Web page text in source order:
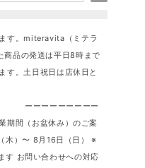
す。miteravita（ミテラ
商品の発送は平日8時まで
す。土日祝日は店休日と
。
ーーー
期間（お盆休み）のご案
木）〜 8月16日（日） ※
す お問い合わせへの対応